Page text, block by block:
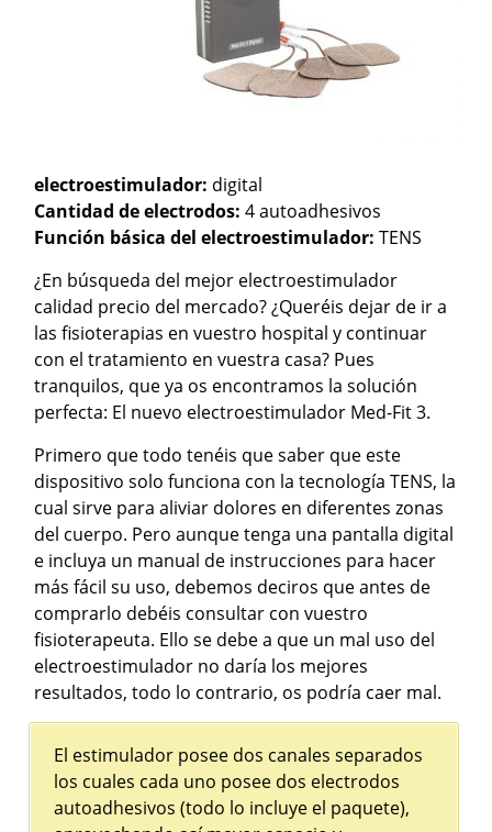
electroestimulador: digital
Cantidad de electrodos:4 autoadhesivos
Función básica del electroestimulador:TENS
¿En búsqueda del mejor electroestimulador
calidad precio del mercado? ¿Queréis dejar de ir a
las fisioterapias en vuestro hospital y continuar
con el tratamiento en vuestra casa? Pues
tranquilos, que ya os encontramos la solución
perfecta: El nuevo electroestimulador Med-Fit 3.
Primero que todo tenéis que saber que este
dispositivo solo funciona con la tecnología TENS, la
cual sirve para aliviar dolores en diferentes zonas
del cuerpo. Pero aunque tenga una pantalla digital
e incluya un manual de instrucciones para hacer
más fácil su uso, debemos deciros que antes de
comprarlo debéis consultar con vuestro
fisioterapeuta. Ello se debe a que un mal uso del
electroestimulador no daría los mejores
resultados, todo lo contrario, os podría caer mal.
El estimulador posee dos canales separados
los cuales cada uno posee dos electrodos
autoadhesivos (todo lo incluye el paquete),